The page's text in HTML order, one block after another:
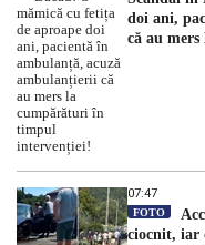
doi ani,
că au
07:47
FOTO
ciocnit, iar